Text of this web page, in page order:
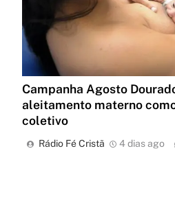
Campanha Agosto
aleitamento materno
coletivo
Rádio Fé Cristã 4 dias ago